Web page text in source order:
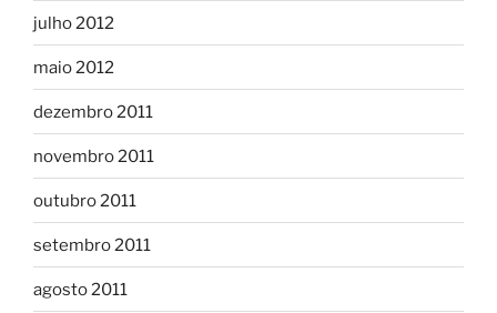
julho 2012
maio 2012
dezembro 2011
novembro 2011
outubro 2011
setembro 2011
agosto 2011